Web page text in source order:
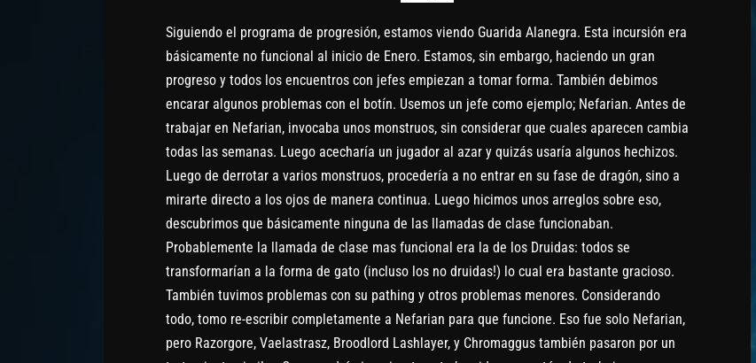
Siguiendo el programa de progresión, estamos viendo Guarida Alanegra. Esta incursión era
básicamente no funcional al inicio de Enero. Estamos, sin embargo, haciendo un gran
progreso y todos los encuentros con jefes empiezan a tomar forma. También debimos
encarar algunos problemas con el botín. Usemos un jefe como ejemplo; Nefarian. Antes de
trabajar en Nefarian, invocaba unos monstruos, sin considerar que cuales aparecen cambia
todas las semanas. Luego acecharía un jugador al azar y quizás usaría algunos hechizos.
Luego de derrotar a varios monstruos, procedería a no entrar en su fase de dragón, sino a
mirarte directo a los ojos de manera continua. Luego hicimos unos arreglos sobre eso,
descubrimos que básicamente ninguna de las llamadas de clase funcionaban.
Probablemente la llamada de clase mas funcional era la de los Druidas: todos se
transformarían a la forma de gato (incluso los no druidas!) lo cual era bastante gracioso.
También tuvimos problemas con su pathing y otros problemas menores. Considerando
todo, tomo re-escribir completamente a Nefarian para que funcione. Eso fue solo Nefarian,
pero Razorgore, Vaelastrasz, Broodlord Lashlayer, y Chromaggus también pasaron por un